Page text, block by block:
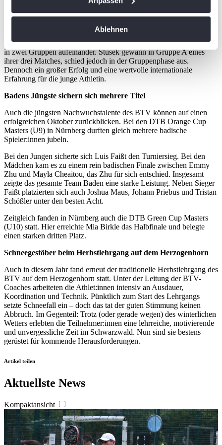
bestimmten Merkmalen (Fingerprinting) identifizieren
Erfahren Sie mehr darüber, wie Ihre persönlichen Daten
verarbeitet werden, und legen Sie Ihre Präferenzen im
Abschnitt Einzelheitenfest.
Wir verwenden Cookies, um Inhalte und Anzeigen zu
personalisieren, Funktionen für soziale Medien anbieten
zu können und die Zugriffe auf unsere Website zu
analysieren. Außerdem geben wir Informationen zu Ihrer
Verwendung unserer Website an unsere Partner für
soziale Medien, Werbung und Analysen weiter. Unsere
Partner führen diese Informationen möglicherweise mit
weiteren Daten zusammen, die Sie ihnen bereitgestellt
haben oder die sie im Rahmen Ihrer Nutzung der Dienste
gesammelt haben. DieCookie-Einstellungenkönnen
jederzeit über den Link im Footer aufgerufen und
angepasst werden.
Ablehnen
Dank ihrer Position als Nummer acht der Jugend-Weltrangliste
erhielt Julia Stusek eine Einladung zu den ITF Junior Finals in
Chengdu (China). Dort trafen die acht besten Juniorinnen der Welt
in zwei Gruppen aufeinander. Stusek gewann in Gruppe A eines
ihrer drei Matches, schied jedoch in der Gruppenphase aus.
Dennoch ein großer Erfolg und eine wertvolle internationale
Erfahrung für die junge Athletin.
Badens Jüngste sichern sich mehrere Titel
Auch die jüngsten Nachwuchstalente des BTV können auf einen
erfolgreichen Oktober zurückblicken. Bei den DTB Orange Cup
Masters (U9) in Nürnberg durften gleich mehrere badische
Spieler:innen jubeln.
Bei den Jungen sicherte sich Luis Faißt den Turniersieg. Bei den
Mädchen kam es zu einem rein badischen Finale zwischen Emmy
Zhu und Mayla Cheaitou, das Zhu für sich entschied. Insgesamt
zeigte das gesamte Team Baden eine starke Leistung. Neben Sieger
Faißt platzierten sich auch Joshua Maus, Johann Priebus und Tristan
Schößler unter den besten Acht.
Zeitgleich fanden in Nürnberg auch die DTB Green Cup Masters
(U10) statt. Hier erreichte Mia Birkle das Halbfinale und belegte
einen starken dritten Platz.
Schneegestöber beim Herbstlehrgang auf dem Herzogenhorn
Auch in diesem Jahr fand erneut der traditionelle Herbstlehrgang des
BTV auf dem Herzogenhorn statt. Unter der Leitung der BTV-
Coaches arbeiteten die Athlet:innen intensiv an Ausdauer,
Koordination und Technik. Pünktlich zum Start des Lehrgangs
setzte Schneefall ein – doch das tat der guten Stimmung keinen
Abbruch. Im Gegenteil: Trotz (oder gerade wegen) des winterlichen
Wetters erlebten die Teilnehmer:innen eine lehrreiche, motivierende
und unvergessliche Zeit im Schwarzwald. Nun sind sie bestens
gerüstet für kommende Herausforderungen.
Artikel teilen
Aktuellste News
Kompaktansicht